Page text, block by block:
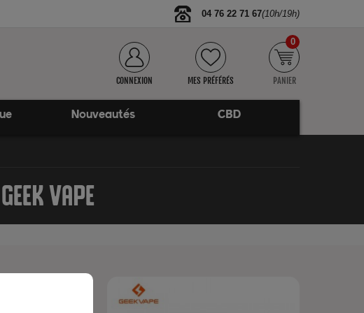
04 76 22 71 67(10h/19h)
CONNEXION MES PRÉFÉRÉS PANIER
0
Nouveautés CBD
VAPE